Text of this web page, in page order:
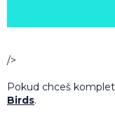
/>
Pokud chceš
Birds.